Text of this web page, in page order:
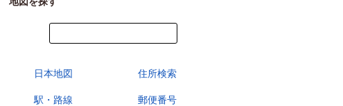
日本地図 住所検索
駅・路線 郵便番号